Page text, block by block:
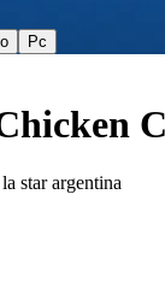
Pc
star argentina